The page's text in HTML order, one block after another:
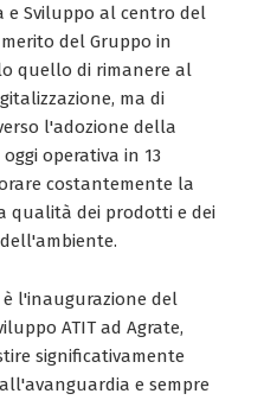
e Sviluppo al centro del
del Gruppo in
quello di rimanere al
ma di
l'adozione della
operativa in 13
costantemente la
qualità dei prodotti e dei
l'inaugurazione del
ATIT ad Agrate,
significativamente
e sempre